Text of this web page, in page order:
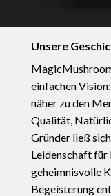
Unsere
einfachen
näher zu den
Qualität,
Gründer ließ
Leidenschaft für
geheimnisvolle
Begeisterung